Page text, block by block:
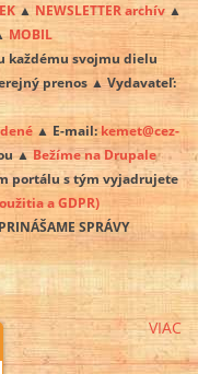
▲ NEWSLETTER archív ▲
MOBIL
každému svojmu dielu
prenos ▲ Vydavateľ:
▲ E-mail: kemet@cez-
▲ Bežíme na Drupale
portálu s tým vyjadrujete
a GDPR)
SPRÁVY
VIAC